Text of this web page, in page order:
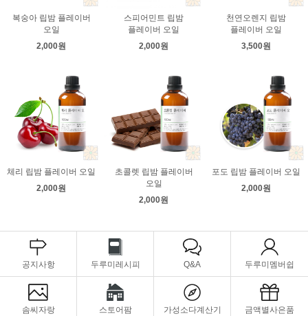
복숭아 립밤 플레이버
오일
2,000원
스피어민트 립밤
플레이버 오일
2,000원
천연오렌지 립밤
플레이버 오일
3,500원
체리 립밤 플레이버 오일
2,000원
초콜렛 립밤 플레이버
오일
2,000원
포도 립밤 플레이버 오일
2,000원
공지사항 두루미레시피 Q&A 두루미멤버쉽
솜씨자랑 스토어팜 가성소다계산기 금액별사은품